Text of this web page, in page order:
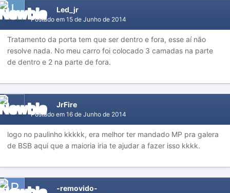
Led_jr
Postado em 15 de Junho de 2014
Tratamento da porta tem que ser dentro e fora, esse aí não
resolve nada. No meu carro foi colocado 3 camadas na parte
de dentro e 2 na parte de fora.
JrFire
Postado em 16 de Junho de 2014
logo no paulinho kkkkk, era melhor ter mandado MP pra galera
de BSB aqui que a maioria iria te ajudar a fazer isso kkkk.
-removido-